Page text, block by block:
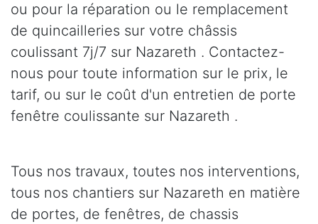
ou pour la réparation ou le remplacement
de quincailleries sur votre châssis
coulissant 7j/7 sur Nazareth . Contactez-
nous pour toute information sur le prix, le
tarif, ou sur le coût d'un entretien de porte
fenêtre coulissante sur Nazareth .
Tous nos travaux, toutes nos interventions,
tous nos chantiers sur Nazareth en matière
de portes, de fenêtres, de chassis